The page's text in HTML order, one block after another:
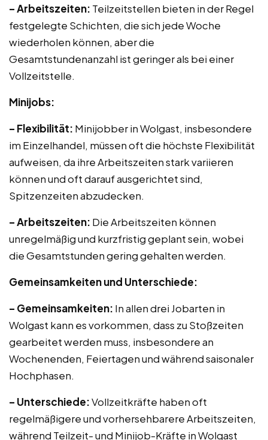
– Arbeitszeiten: Teilzeitstellen bieten in der Regel
festgelegte Schichten, die sich jede Woche
wiederholen können, aber die
Gesamtstundenanzahl ist geringer als bei einer
Vollzeitstelle.
Minijobs:
– Flexibilität: Minijobber in Wolgast, insbesondere
im Einzelhandel, müssen oft die höchste Flexibilität
aufweisen, da ihre Arbeitszeiten stark variieren
können und oft darauf ausgerichtet sind,
Spitzenzeiten abzudecken.
– Arbeitszeiten: Die Arbeitszeiten können
unregelmäßig und kurzfristig geplant sein, wobei
die Gesamtstunden gering gehalten werden.
Gemeinsamkeiten und Unterschiede:
– Gemeinsamkeiten: In allen drei Jobarten in
Wolgast kann es vorkommen, dass zu Stoßzeiten
gearbeitet werden muss, insbesondere an
Wochenenden, Feiertagen und während saisonaler
Hochphasen.
– Unterschiede:Vollzeitkräfte haben oft
regelmäßigere und vorhersehbarere Arbeitszeiten,
während Teilzeit- und Minijob-Kräfte in Wolgast